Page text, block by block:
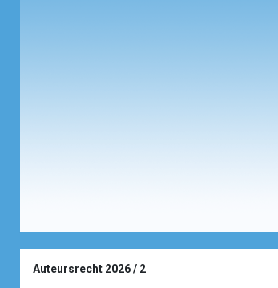
Auteursrecht 2026 / 2